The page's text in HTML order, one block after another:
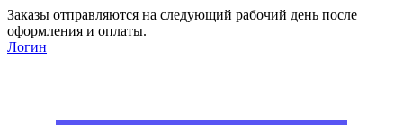
Заказы отправляются на следующий рабочий день после
оформления и оплаты.
Логин